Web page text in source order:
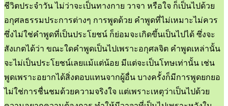
ชีวิตประจำวัน ไม่ว่าจะเป็นทางกาย วาจา หรือใจ ก็เป็นไปด้วย
อกุศลธรรมประการต่างๆ การพูดด้วย คำพูดที่ไม่เหมาะไม่ควร
ซึ่งไม่ใช่คำพูดที่เป็นประโยชน์ ก็ย่อมจะเกิดขึ้นเป็นไปได้ ซึ่งจะ
สังเกตได้ว่า ขณะใดคำพูดเป็นไปเพราะอกุศลจิต คำพูดเหล่านั้น
จะไม่เป็นประโยชน์เลยแม้แต่น้อย มีแต่จะเป็นโทษเท่านั้น เช่น
พูดเพราะอยากได้สิ่งตอบแทนจากผู้อื่น บางครั้งก็มีการพูดยกยอ
ไม่ใช่การชื่นชมด้วยความจริงใจ แต่เพราะเหตุว่าเป็นไปด้วย